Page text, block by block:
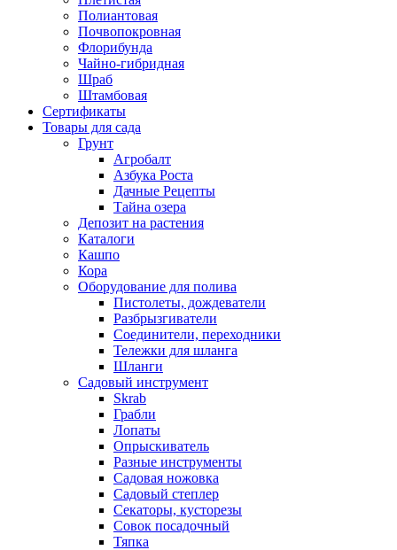
Полиантовая
Почвопокровная
Флорибунда
Чайно-гибридная
Шраб
Штамбовая
Сертификаты
Товары для сада
Грунт
Агробалт
Азбука Роста
Дачные Рецепты
Тайна озера
Депозит на растения
Каталоги
Кашпо
Кора
Оборудование для полива
Пистолеты, дождеватели
Разбрызгиватели
Соединители, переходники
Тележки для шланга
Шланги
Садовый инструмент
Skrab
Грабли
Лопаты
Опрыскиватель
Разные инструменты
Садовая ножовка
Садовый степлер
Секаторы, кусторезы
Совок посадочный
Тяпка